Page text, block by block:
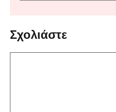
Σχολιάστε